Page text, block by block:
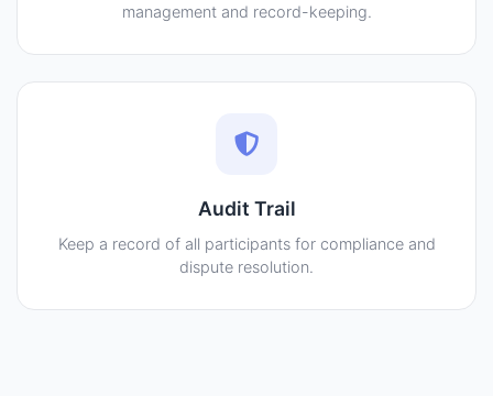
management and record-keeping.
Audit Trail
Keep a record of all participants for compliance and
dispute resolution.